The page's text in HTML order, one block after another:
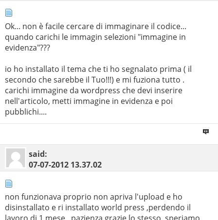
Ok... non è facile cercare di immaginare il codice...
quando carichi le immagin selezioni "immagine in
evidenza"???
io ho installato il tema che ti ho segnalato prima ( il
secondo che sarebbe il Tuo!!!) e mi fuziona tutto .
carichi immagine da wordpress che devi inserire
nell'articolo, metti immagine in evidenza e poi
pubblichi....
said:
07-07-2012 13.37.02
non funzionava proprio non apriva l'upload e ho
disinstallato e ri installato world press ,perdendo il